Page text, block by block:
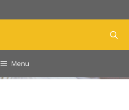
Menu